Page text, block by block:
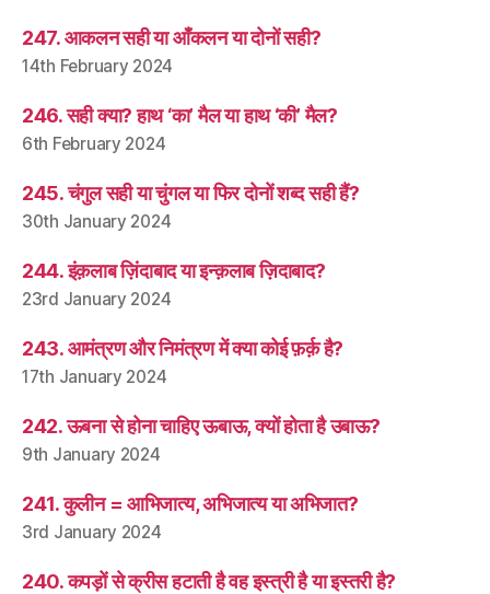
247. आकलन सही या आँकलन या दोनों सही?
14th February 2024
246. सही क्या? हाथ ‘का’ मैल या हाथ ‘की’ मैल?
6th February 2024
245. चंगुल सही या चुंगल या फिर दोनों शब्द सही हैं?
30th January 2024
244. इंक़लाब ज़िंदाबाद या इन्क़लाब ज़िदाबाद?
23rd January 2024
243. आमंत्रण और निमंत्रण में क्या कोई फ़र्क़ है?
17th January 2024
242. ऊबना से होना चाहिए ऊबाऊ, क्यों होता है उबाऊ?
9th January 2024
241. कुलीन = आभिजात्य, अभिजात्य या अभिजात?
3rd January 2024
240. कपड़ों से क्रीस हटाती है वह इस्त्री है या इस्तरी है?